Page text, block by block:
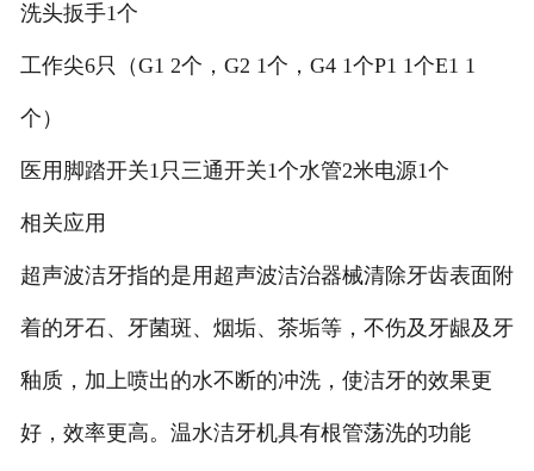
洗头扳手1个
工作尖6只（G1 2个，G2 1个，G4 1个P1 1个E1 1
个）
医用脚踏开关1只三通开关1个水管2米电源1个
相关应用
超声波洁牙指的是用超声波洁治器械清除牙齿表面附
着的牙石、牙菌斑、烟垢、茶垢等，不伤及牙龈及牙
釉质，加上喷出的水不断的冲洗，使洁牙的效果更
好，效率更高。温水洁牙机具有根管荡洗的功能